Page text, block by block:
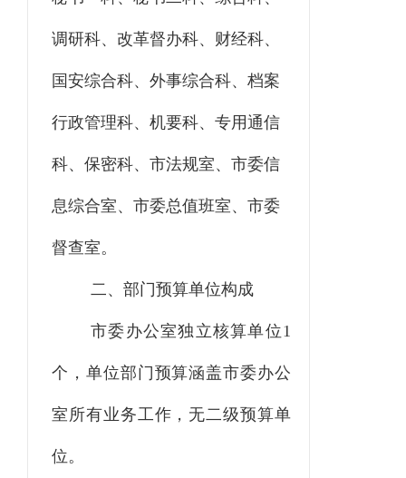
调研科、改革督办科、财经科、
国安综合科、外事综合科、档案
行政管理科、机要科、专用通信
科、保密科、市法规室、市委信
息综合室、市委总值班室、市委
督查室。
二、部门预算单位构成
市委办公室独立核算单位1
个，单位部门预算涵盖市委办公
室所有业务工作，无二级预算单
位。